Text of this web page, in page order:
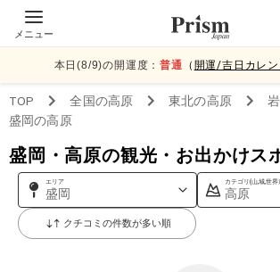
メニュー
本日(8/9)の開運度：普通 （ 開運/吉日カレン
TOP 全国の高原 東北の高原
盛岡の高原
盛岡・高原の観光・お出かけス
エリア
盛岡
カテゴリ(山,城,世
高原
クチコミの件数が多い順